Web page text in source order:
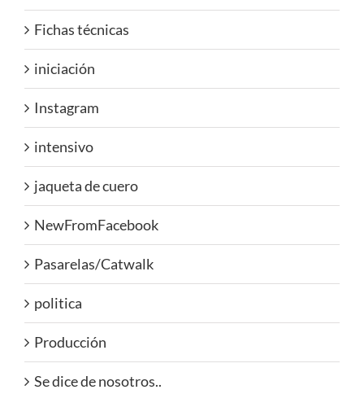
Fichas técnicas
iniciación
Instagram
intensivo
jaqueta de cuero
NewFromFacebook
Pasarelas/Catwalk
politica
Producción
Se dice de nosotros..